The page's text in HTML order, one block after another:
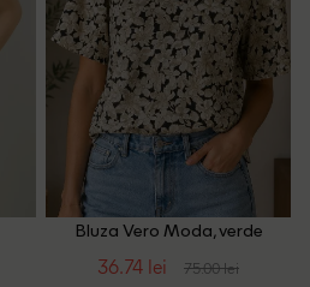
Bluza Vero Moda, verde
36.74 lei 75.00 lei